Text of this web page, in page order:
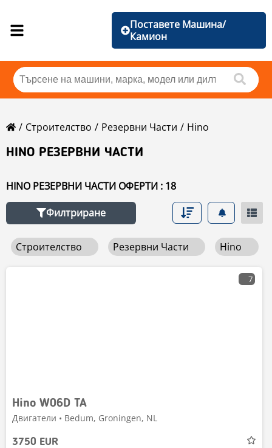
Поставете Машина/
Камион
Строителство Резервни Части
Hino
HINO РЕЗЕРВНИ ЧАСТИ
HINO РЕЗЕРВНИ ЧАСТИ ОФЕРТИ : 18
Филтриране
Строителство Резервни Части Hino
7
Hino W06D TA
Двигатели • Bedum, Groningen, NL
3750 EUR